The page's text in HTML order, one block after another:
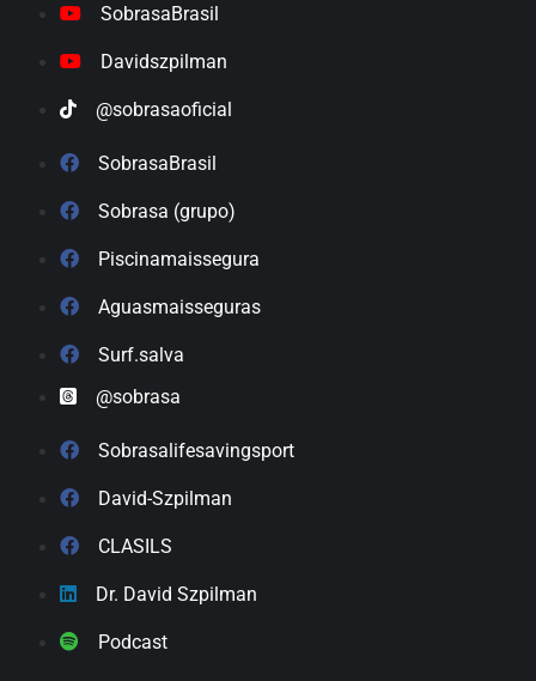
SobrasaBrasil
Davidszpilman
@sobrasaoficial
SobrasaBrasil
Sobrasa (grupo)
Piscinamaissegura
Aguasmaisseguras
Surf.salva
@sobrasa
Sobrasalifesavingsport
David-Szpilman
CLASILS
Dr. David Szpilman
Podcast